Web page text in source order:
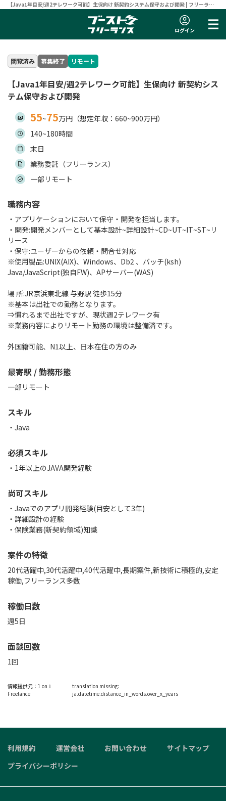
【Java1年目安/週2テレワーク可能】生保向け 新契約システム保守および開発 | フリーラン
スエンジニア向け案件サイト 【ブーストフリーランス】
ログイン
閲覧済み 募集終了 リモート
【Java1年目安/週2テレワーク可能】生保向け 新契約シス
テム保守および開発
55~75万円（想定年収：660~900万円）
140~180時間
末日
業務委託（フリーランス）
一部リモート
職務内容
・アプリケーションにおいて保守・開発を担当します。
・開発:開発メンバーとして基本設計~詳細設計~CD~UT~IT~ST~リ
リース
・保守:ユーザーからの依頼・問合せ対応
※使用製品:UNIX(AIX)、Windows、Db2 、バッチ(ksh)
Java/JavaScript(独自FW)、APサーバー(WAS)
場 所:JR京浜東北線 与野駅 徒歩15分
※基本は出社での勤務となります。
⇒慣れるまで出社ですが、現状週2テレワーク有
※業務内容によりリモート勤務の環境は整備済です。
外国籍可能、N1以上、日本在住の方のみ
最寄駅 / 勤務形態
一部リモート
スキル
Java
必須スキル
・1年以上のJAVA開発経験
尚可スキル
・Javaでのアプリ開発経験(目安として3年)
・詳細設計の経験
・保険業務(新契約領域)知識
案件の特徴
20代活躍中,30代活躍中,40代活躍中,長期案件,新技術に積極的,安定
稼働,フリーランス多数
稼働日数
週5日
面談回数
1回
情報提供元： 1 on 1
Freelance
translation missing:
ja.datetime.distance_in_words.over_x_years
利用規約 運営会社 お問い合わせ
サイトマップ
プライバシーポリシー